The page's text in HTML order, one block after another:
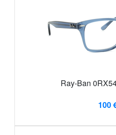
Ray-Ban
100